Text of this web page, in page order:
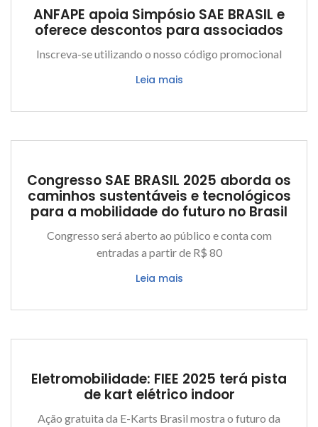
ANFAPE apoia Simpósio SAE BRASIL e
oferece descontos para associados
Inscreva-se utilizando o nosso código promocional
Leia mais
Congresso SAE BRASIL 2025 aborda os
caminhos sustentáveis e tecnológicos
para a mobilidade do futuro no Brasil
Congresso será aberto ao público e conta com
entradas a partir de R$ 80
Leia mais
Eletromobilidade: FIEE 2025 terá pista
de kart elétrico indoor
Ação gratuita da E-Karts Brasil mostra o futuro da